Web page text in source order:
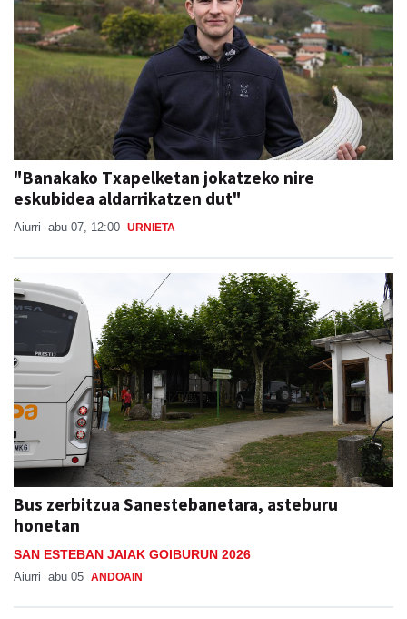
"Banakako Txapelketan jokatzeko nire
eskubidea aldarrikatzen dut"
Aiurri abu 07, 12:00 URNIETA
Bus zerbitzua Sanestebanetara, asteburu
honetan
SAN ESTEBAN JAIAK GOIBURUN 2026
Aiurri abu 05 ANDOAIN